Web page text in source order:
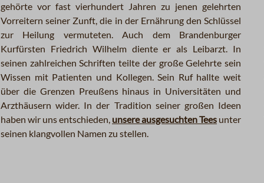
gehörte vor fast vierhundert Jahren zu jenen gelehrten
Vorreitern seiner Zunft, die in der Ernährung den Schlüssel
zur Heilung vermuteten. Auch dem Brandenburger
Kurfürsten Friedrich Wilhelm diente er als Leibarzt. In
seinen zahlreichen Schriften teilte der große Gelehrte sein
Wissen mit Patienten und Kollegen. Sein Ruf hallte weit
über die Grenzen Preußens hinaus in Universitäten und
Arzthäusern wider. In der Tradition seiner großen Ideen
haben wir uns entschieden, unsere ausgesuchten Tees unter
seinen klangvollen Namen zu stellen.